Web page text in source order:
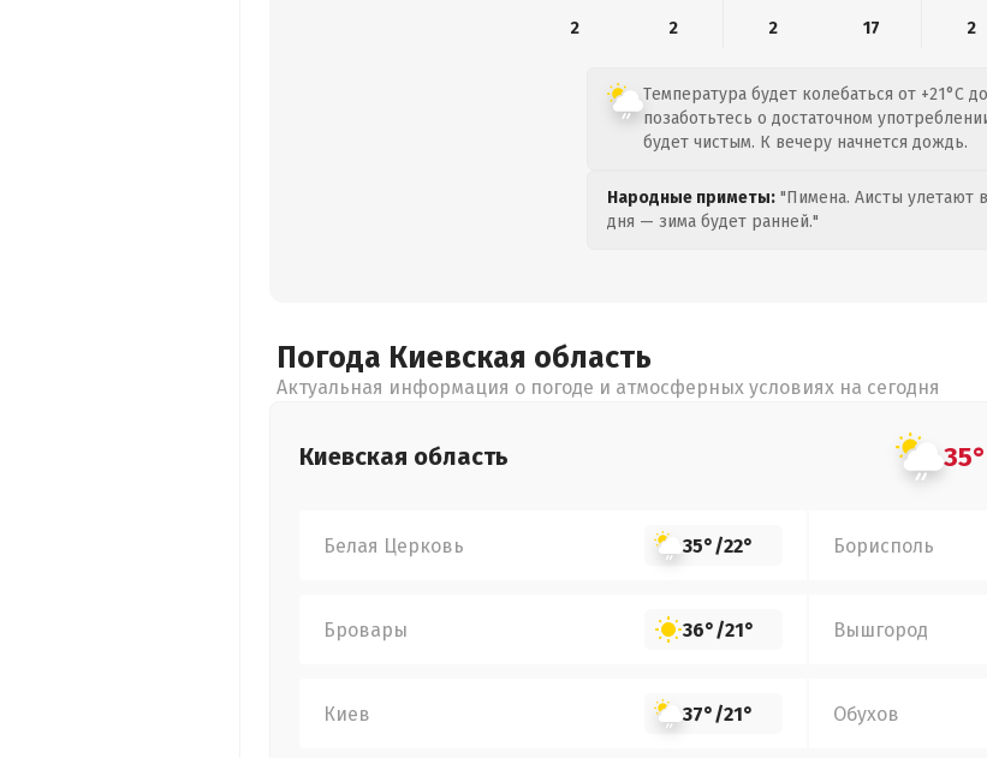
2
2 2 17 2
Температура будет колебаться от +21°C
позаботьтесь о достаточном
будет чистым. К вечеру начнется дождь.
Народные приметы: "Пимена. Аисты улетают
дня — зима будет ранней."
Погода Киевская область
Актуальная информация о погоде и атмосферных условиях на сегодня
Киевская область 35°
Белая Церковь 35°/22° Борисполь
Бровары 36°/21° Вышгород
Киев 37°/21° Обухов